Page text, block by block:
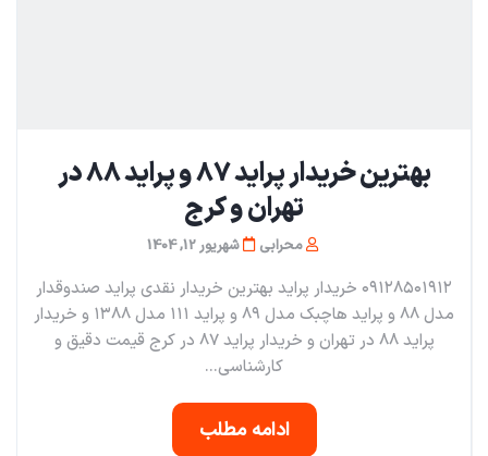
بهترین خریدار پراید ۸۷ و پراید ۸۸ در
تهران و کرج
محرابی شهریور 12, 1404
۰۹۱۲۸۵۰۱۹۱۲ خریدار پراید بهترین خریدار نقدی پراید صندوقدار
مدل ۸۸ و پراید هاچبک مدل ۸۹ و پراید ۱۱۱ مدل ۱۳۸۸ و خریدار
پراید ۸۸ در تهران و خریدار پراید ۸۷ در کرج قیمت دقیق و
‌کارشناسی...
ادامه مطلب